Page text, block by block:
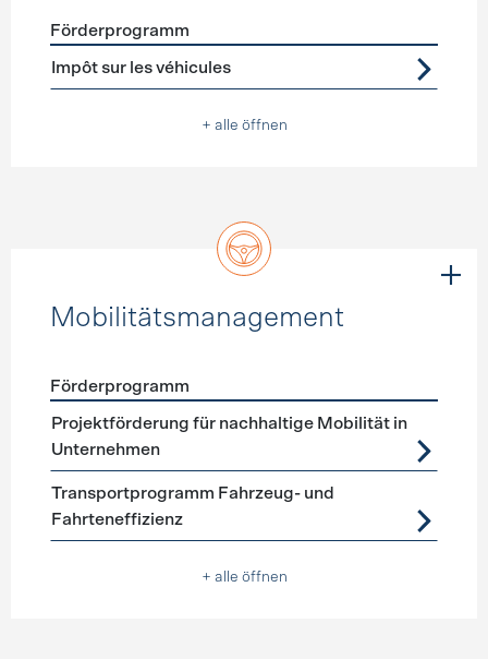
Förderprogramme Steuererleichterungen
Förderprogramm
Impôt sur les véhicules
+ alle öffnen
Mobilitätsmanagement
Förderprogramme Mobilitätsmanagement
Förderprogramm
Projektförderung für nachhaltige Mobilität in
Unternehmen
Transportprogramm Fahrzeug- und
Fahrteneffizienz
+ alle öffnen